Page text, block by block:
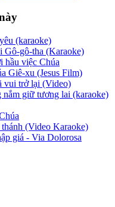
(karaoke)
Gô-gô-tha (Karaoke)
hầu việc Chúa
Giê-xu (Jesus Film)
vui trở lại (Video)
giữ tương lai (karaoke)
(Video Karaoke)
giá - Via Dolorosa